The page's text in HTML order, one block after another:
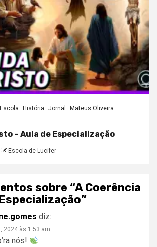
Escola História Jornal
Mateus Oliveira
– Aula de Especialização
Escola de Lucifer
sobre “A Coerência
”
diz:
2024 às 1:53 am
nós!